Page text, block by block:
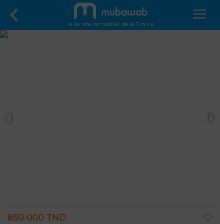
Le 1er site immobilier de la Tunisie
850 000 TND